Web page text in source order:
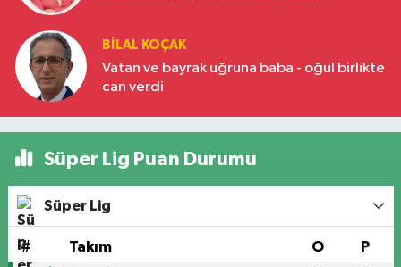
BILAL KOÇAK
Vatan ve bayrak uğruna baba - oğul birlikte
can verdi
Süper Lig Puan Durumu
Süper Lig
# Takım O P